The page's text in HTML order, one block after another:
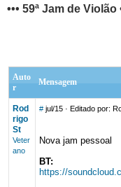
••• 59ª Jam de
Auto
r
Mensagem
Rod
rigo
St
Veter
ano
# jul/15· Editado por:
Nova jam pessoal
BT:
https://